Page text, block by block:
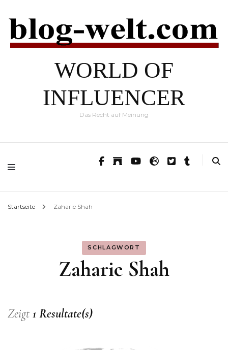
WORLD OF
INFLUENCER
Das Recht auf Meinung
Startseite Zaharie Shah
SCHLAGWORT
Zaharie Shah
Zeigt 1 Resultate(s)